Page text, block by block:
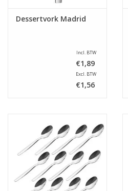
Dessertvork Madrid
Incl. BTW
€1,89
Excl. BTW
€1,56